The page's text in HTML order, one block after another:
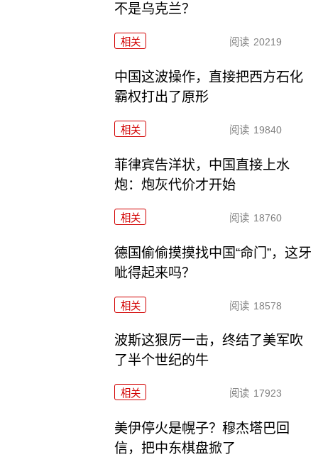
不是乌克兰？
相关 阅读 20219
中国这波操作，直接把西方石化
霸权打出了原形
相关 阅读 19840
菲律宾告洋状，中国直接上水
炮：炮灰代价才开始
相关 阅读 18760
德国偷偷摸摸找中国“命门”，这牙
呲得起来吗？
相关 阅读 18578
波斯这狠厉一击，终结了美军吹
了半个世纪的牛
相关 阅读 17923
美伊停火是幌子？穆杰塔巴回
信，把中东棋盘掀了